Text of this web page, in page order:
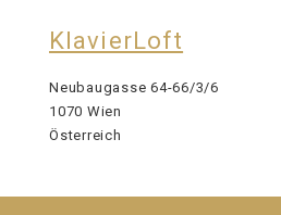
KlavierLoft
Neubaugasse 64-66/3/6
1070 Wien
Österreich